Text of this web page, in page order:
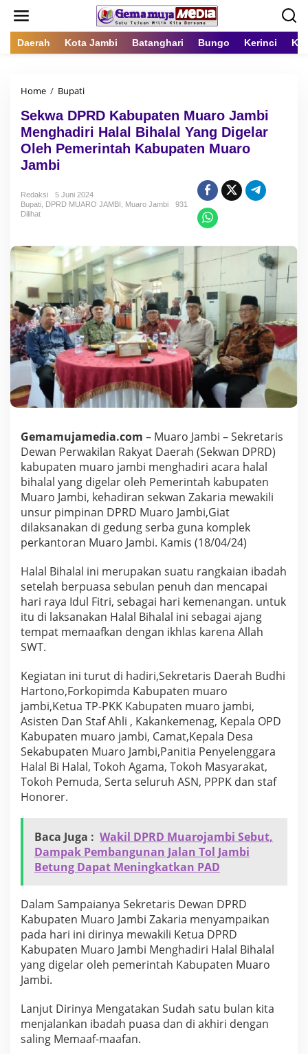
Daerah Kota Jambi Batanghari Bungo Kerinci
Home / Bupati
k
w
a
D
D
K
a
t
e
n
M
u
a
r
o
J
a
m
M
e
n
g
h
a
d
i
i
a
l
a
B
i
l
a
l
Y
a
n
g
D
i
g
r
O
l
e
e
m
e
r
i
n
h
K
a
b
Sekwa DPRD Kabupaten Muaro Jambi
Menghadiri Halal Bihalal Yang Digelar
Oleh Pemerintah Kabupaten Muaro
Jambi
Redaksi
5 Juni 2024
Bupati DPRD MUARO JAMBI Muaro Jambi
931
Dilihat
Gemamujamedia.com – Muaro Jambi – Sekretaris
Dewan Perwakilan Rakyat Daerah (Sekwan DPRD)
kabupaten muaro jambi menghadiri acara halal
bihalal yang digelar oleh Pemerintah kabupaten
Muaro Jambi, kehadiran sekwan Zakaria mewakili
unsur pimpinan DPRD Muaro Jambi,Giat
dilaksanakan di gedung serba guna komplek
perkantoran Muaro Jambi. Kamis (18/04/24)
Halal Bihalal ini merupakan suatu rangkaian ibadah
setelah berpuasa sebulan penuh dan mencapai
hari raya Idul Fitri, sebagai hari kemenangan. untuk
itu di laksanakan Halal Bihalal ini sebagai ajang
tempat memaafkan dengan ikhlas karena Allah
SWT.
Kegiatan ini turut di hadiri,Sekretaris Daerah Budhi
Hartono,Forkopimda Kabupaten muaro
jambi,Ketua TP-PKK Kabupaten muaro jambi,
Asisten Dan Staf Ahli , Kakankemenag, Kepala OPD
Kabupaten muaro jambi, Camat,Kepala Desa
Sekabupaten Muaro Jambi,Panitia Penyelenggara
Halal Bi Halal, Tokoh Agama, Tokoh Masyarakat,
Tokoh Pemuda, Serta seluruh ASN, PPPK dan staf
Honorer.
Baca Juga : Wakil DPRD Muarojambi Sebut,
Dampak Pembangunan Jalan Tol Jambi
Betung Dapat Meningkatkan PAD
Dalam Sampaianya Sekretaris Dewan DPRD
Kabupaten Muaro Jambi Zakaria menyampaikan
pada hari ini dirinya mewakili Ketua DPRD
Kabupaten Muaro Jambi Menghadiri Halal Bihalal
yang digelar oleh pemerintah Kabupaten Muaro
Jambi.
Lanjut Dirinya Mengatakan Sudah satu bulan kita
menjalankan ibadah puasa dan di akhiri dengan
saling Memaaf-maafan.